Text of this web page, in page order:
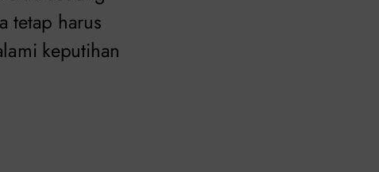
tetap harus
keputihan